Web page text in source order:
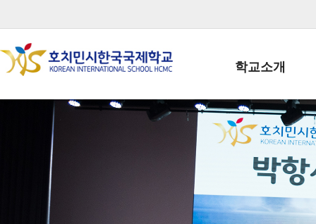
학교소개
학교장인사말
학생회장인사말
학교상징
학교 CI